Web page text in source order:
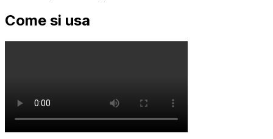
Come si usa